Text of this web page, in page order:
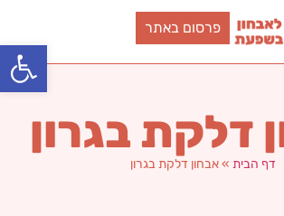
פתח
פרסום באתר
דלקת בגרון
דף הבית »אבחון דלקת בגרון